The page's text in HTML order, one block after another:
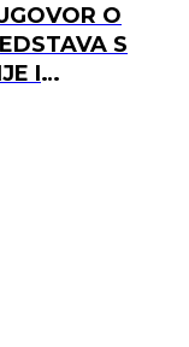
O
S
I
U DV